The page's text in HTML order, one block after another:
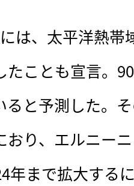
は、太平洋熱帯
たことも宣言。
ると予測した。
おり、エルニー
年まで拡大する